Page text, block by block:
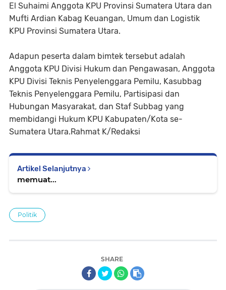
El Suhaimi Anggota KPU Provinsi Sumatera Utara dan
Mufti Ardian Kabag Keuangan, Umum dan Logistik
KPU Provinsi Sumatera Utara.
Adapun peserta dalam bimtek tersebut adalah
Anggota KPU Divisi Hukum dan Pengawasan, Anggota
KPU Divisi Teknis Penyelenggara Pemilu, Kasubbag
Teknis Penyelenggara Pemilu, Partisipasi dan
Hubungan Masyarakat, dan Staf Subbag yang
membidangi Hukum KPU Kabupaten/Kota se-
Sumatera Utara.Rahmat K/Redaksi
Artikel Selanjutnya
memuat...
Politik
SHARE